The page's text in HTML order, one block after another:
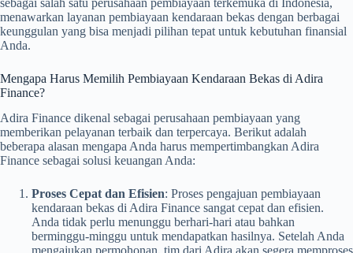
menawarkan layanan pembiayaan kendaraan bekas dengan berbagai
keunggulan yang bisa menjadi pilihan tepat untuk kebutuhan finansial
Anda.
Mengapa Harus Memilih Pembiayaan Kendaraan Bekas di Adira
Finance?
Adira Finance dikenal sebagai perusahaan pembiayaan yang
memberikan pelayanan terbaik dan terpercaya. Berikut adalah
beberapa alasan mengapa Anda harus mempertimbangkan Adira
Finance sebagai solusi keuangan Anda:
Proses Cepat dan Efisien: Proses pengajuan pembiayaan
kendaraan bekas di Adira Finance sangat cepat dan efisien.
Anda tidak perlu menunggu berhari-hari atau bahkan
berminggu-minggu untuk mendapatkan hasilnya. Setelah Anda